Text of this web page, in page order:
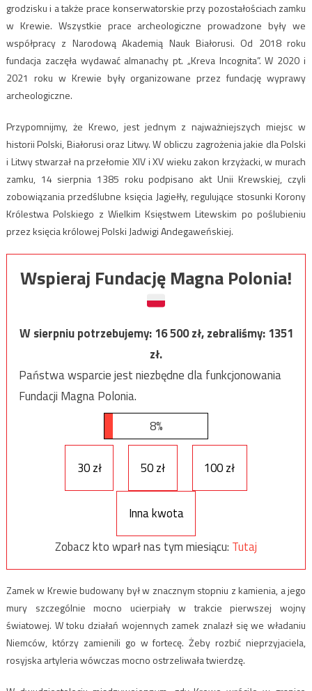
grodzisku i a także prace konserwatorskie przy pozostałościach zamku
w Krewie. Wszystkie prace archeologiczne prowadzone były we
współpracy z Narodową Akademią Nauk Białorusi. Od 2018 roku
fundacja zaczęła wydawać almanachy pt. „Kreva Incognita”. W 2020 i
2021 roku w Krewie były organizowane przez fundację wyprawy
archeologiczne.
Przypomnijmy, że Krewo, jest jednym z najważniejszych miejsc w
historii Polski, Białorusi oraz Litwy. W obliczu zagrożenia jakie dla Polski
i Litwy stwarzał na przełomie XIV i XV wieku zakon krzyżacki, w murach
zamku, 14 sierpnia 1385 roku podpisano akt Unii Krewskiej, czyli
zobowiązania przedślubne księcia Jagiełły, regulujące stosunki Korony
Królestwa Polskiego z Wielkim Księstwem Litewskim po poślubieniu
przez księcia królowej Polski Jadwigi Andegaweńskiej.
Wspieraj Fundację Magna Polonia!
W sierpniu potrzebujemy:16 500zł, zebraliśmy:1351
zł.
Państwa wsparcie jest niezbędne dla funkcjonowania
Fundacji Magna Polonia.
8%
30 zł 50 zł 100 zł
Inna kwota
Zobacz kto wparł nas tym miesiącu: Tutaj
Zamek w Krewie budowany był w znacznym stopniu z kamienia, a jego
mury szczególnie mocno ucierpiały w trakcie pierwszej wojny
światowej. W toku działań wojennych zamek znalazł się we władaniu
Niemców, którzy zamienili go w fortecę. Żeby rozbić nieprzyjaciela,
rosyjska artyleria wówczas mocno ostrzeliwała twierdzę.